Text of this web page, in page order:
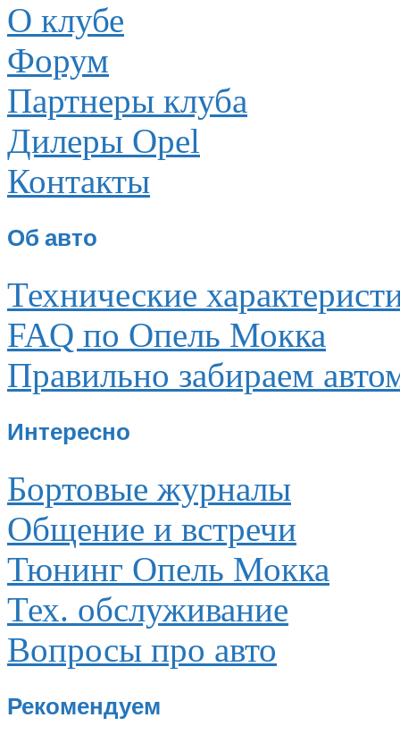
О клубе
Форум
Партнеры клуба
Дилеры Opel
Контакты
Об авто
Технические
FAQ по Опель Мокка
Правильно забираем
Интересно
Бортовые журналы
Общение и встречи
Тюнинг Опель Мокка
Тех. обслуживание
Вопросы про авто
Рекомендуем